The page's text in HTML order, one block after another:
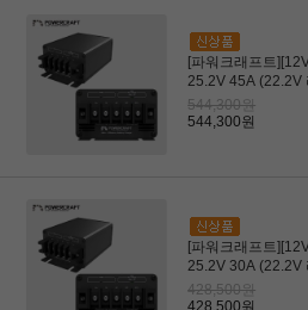
[파워크래프트
25.2V 45A (22.2V
용)(드론, 로봇용)
544,300원
544,300원
[파워크래프트
25.2V 30A (22.2V
용)(드론, 로봇용)
428,500원
428,500원